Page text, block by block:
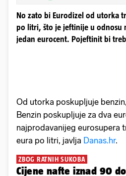
No zato bi Eurodizel od utorka
po litri, što je jeftinije u odnosu
jedan eurocent. Pojeftinit bi
Od utorka poskupljuje
Benzin poskupljuje za dva
najprodavanijeg eurosupera
eura po litri, javlja Danas.hr.
ZBOG RATNIH SUKOBA
Cijene nafte iznad 90